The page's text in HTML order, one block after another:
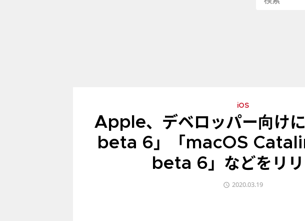
iOS
Apple、デベロッパー向け
beta 6」「macOS
beta 6」などをリリ
2020.03.19